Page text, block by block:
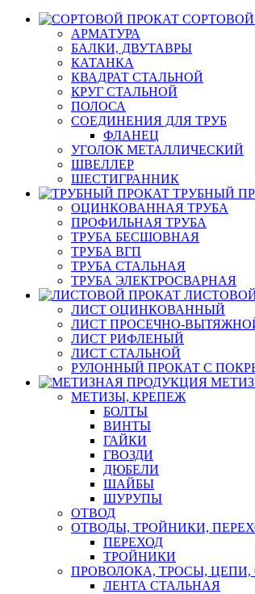
АРМАТУРА
БАЛКИ, ДВУТАВРЫ
КАТАНКА
КВАДРАТ СТАЛЬНОЙ
КРУГ СТАЛЬНОЙ
ПОЛОСА
СОЕДИНЕНИЯ ДЛЯ ТРУБ
ФЛАНЕЦ
УГОЛОК МЕТАЛЛИЧЕСКИЙ
ШВЕЛЛЕР
ШЕСТИГРАННИК
ТРУБНЫЙ
ОЦИНКОВАННАЯ ТРУБА
ПРОФИЛЬНАЯ ТРУБА
ТРУБА БЕСШОВНАЯ
ТРУБА ВГП
ТРУБА СТАЛЬНАЯ
ТРУБА ЭЛЕКТРОСВАРНАЯ
ЛИСТ ОЦИНКОВАННЫЙ
ЛИСТ ПРОСЕЧНО-
ЛИСТ РИФЛЕНЫЙ
ЛИСТ СТАЛЬНОЙ
РУЛОННЫЙ ПРОКАТ С
МЕТИЗЫ, КРЕПЕЖ
БОЛТЫ
ВИНТЫ
ГАЙКИ
ГВОЗДИ
ДЮБЕЛИ
ШАЙБЫ
ШУРУПЫ
ОТВОД
ОТВОДЫ, ТРОЙНИКИ,
ПЕРЕХОД
ТРОЙНИКИ
ПРОВОЛОКА, ТРОСЫ, ЦЕПИ,
ЛЕНТА СТАЛЬНАЯ